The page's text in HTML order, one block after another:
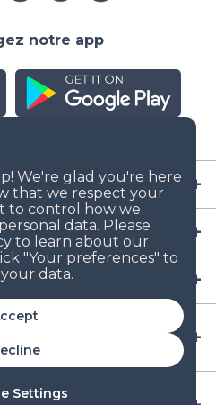
Settings
d'équipement aux
d'équipement à
notre app